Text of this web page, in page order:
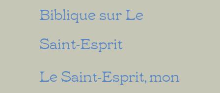
Biblique sur Le
Saint-Esprit
Le Saint-Esprit, mon